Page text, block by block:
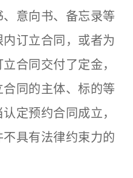
意向书、备忘录等
订立合同，或者为
合同交付了定金，
同的主体、标的等
定预约合同成立，
具有法律约束力的